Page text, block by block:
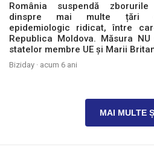
România suspendă
dinspre mai multe țări
epidemiologic ridicat, între
Republica Moldova. Măsura
statelor membre UE și Marii
Biziday · acum 6 ani
MAI MULTE